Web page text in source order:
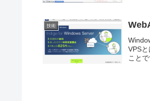
技術
VPS
こと